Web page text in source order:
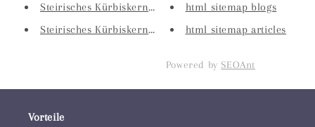
Steirisches Kürbiskernöl g.g.A...
Steirisches Kürbiskernöl g.g.A...
html sitemap blogs
html sitemap articles
Powered by SEOAnt
Vorteile